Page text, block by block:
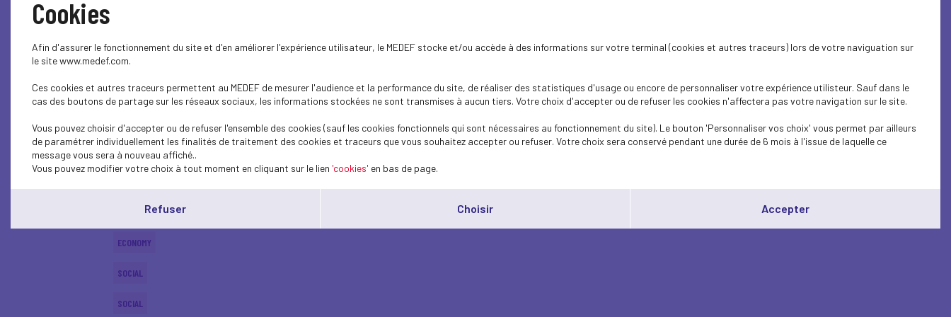
SOCIAL
SOCIAL
ECONOMY
ECONOMY
SOCIAL
SOCIAL
Cookies
Afin d'assurer le fonctionnement du site et d'en améliorer l'expérience utilisateur, le MEDEF stocke et/ou accède à des informations sur votre terminal (cookies et autres traceurs) lors de votre naviguation sur
le site www.medef.com.
Ces cookies et autres traceurs permettent au MEDEF de mesurer l'audience et la performance du site, de réaliser des statistiques d'usage ou encore de personnaliser votre expérience utilisteur. Sauf dans le
cas des boutons de partage sur les réseaux sociaux, les informations stockées ne sont transmises à aucun tiers. Votre choix d'accepter ou de refuser les cookies n'affectera pas votre navigation sur le site.
Vous pouvez choisir d'accepter ou de refuser l'ensemble des cookies (sauf les cookies fonctionnels qui sont nécessaires au fonctionnement du site). Le bouton 'Personnaliser vos choix' vous permet par ailleurs
de paramétrer individuellement les finalités de traitement des cookies et traceurs que vous souhaitez accepter ou refuser. Votre choix sera conservé pendant une durée de 6 mois à l'issue de laquelle ce
message vous sera à nouveau affiché..
Vous pouvez modifier votre choix à tout moment en cliquant sur le lien 'cookies' en bas de page.
Refuser Choisir Accepter